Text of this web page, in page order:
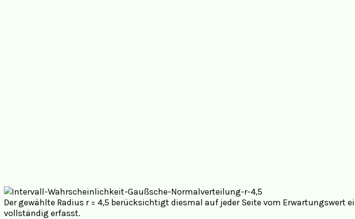
Der gewählte Radius r = 4,5 berücksichtigt diesmal auf jeder Seite vom Erwartungswert
vollständig erfasst.